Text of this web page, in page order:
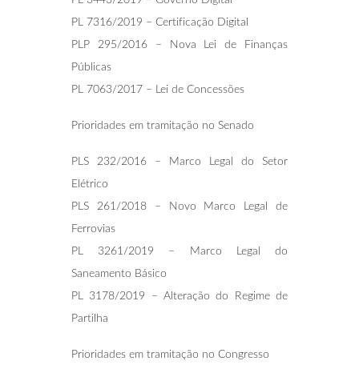
PL 7316/2019 – Certificação Digital
PLP 295/2016 – Nova Lei de Finanças
Públicas
PL 7063/2017 – Lei de Concessões
Prioridades em tramitação no Senado
PLS 232/2016 – Marco Legal do Setor
Elétrico
PLS 261/2018 – Novo Marco Legal de
Ferrovias
PL 3261/2019 – Marco Legal do
Saneamento Básico
PL 3178/2019 – Alteração do Regime de
Partilha
Prioridades em tramitação no Congresso